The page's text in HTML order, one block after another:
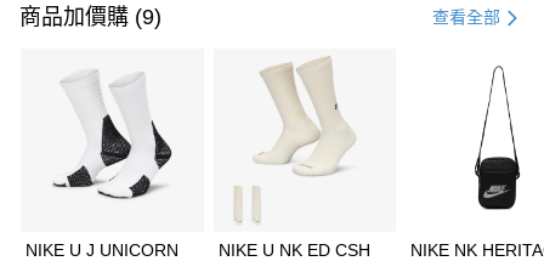
信用卡一次付款
3 期 0 利率 每期 21家銀行
合作金庫商業銀行
第一商業銀行
華南商業銀行
彰化商業銀行
上海商業儲蓄銀行
Apple Pay
商品加價購 (9) 查看全部
NIKE U J UNICORN
NIKE U NK ED CSH
NIKE NK